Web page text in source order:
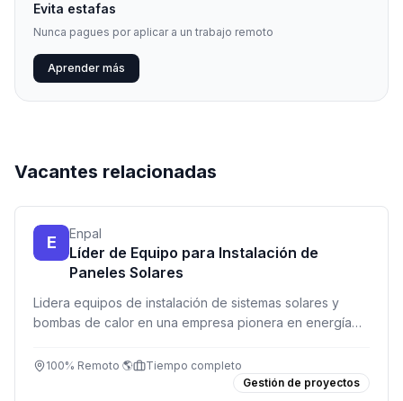
Evita estafas
Nunca pagues por aplicar a un trabajo remoto
Aprender más
Vacantes relacionadas
E Enpal
Líder de Equipo para Instalación de
Paneles Solares
Lidera equipos de instalación de sistemas solares y
bombas de calor en una empresa pionera en energía
100% Remoto 🌎
Tiempo completo
Gestión de proyectos